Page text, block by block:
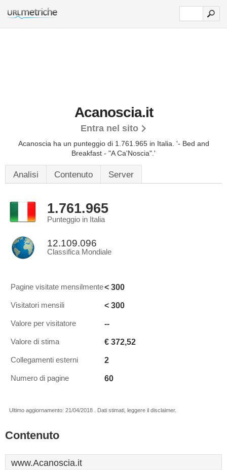
Acanoscia.it
Entra nel sito
Acanoscia ha un punteggio di 1.761.965 in Italia. '- Bed and
Breakfast - "A Ca'Noscia".'
Analisi Contenuto Server
1.761.965
Punteggio in Italia
12.109.096
Classifica Mondiale
Pagine visitate mensilmente< 300
Visitatori mensili < 300
Valore per visitatore --
Valore di stima € 372,52
Collegamenti esterni 2
Numero di pagine 60
Ultimo aggiornamento: 21/04/2018 . Dati stimati, leggere il disclaimer.
Contenuto
www.Acanoscia.it